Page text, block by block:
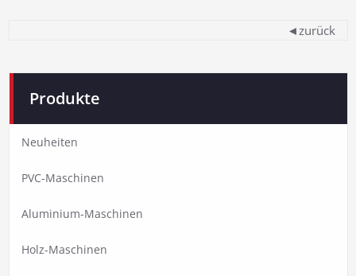
◄zurück
Produkte
Neuheiten
PVC-Maschinen
Aluminium-Maschinen
Holz-Maschinen